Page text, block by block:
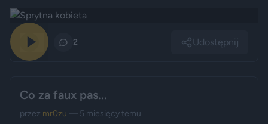
2 Udostępnij
Co za faux pas...
przez mr0zu — 5 miesięcy temu